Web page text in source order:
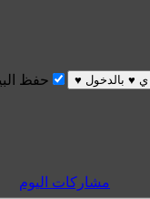
حفظ
مشاركات اليوم